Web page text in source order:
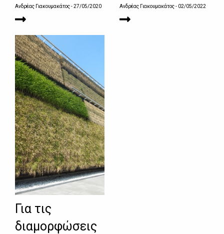
Ανδρέας Γιακουμακάτος- 27/05/2020 Ανδρέας Γιακουμακάτος- 02/05/2022
Για τις
διαμορφώσεις